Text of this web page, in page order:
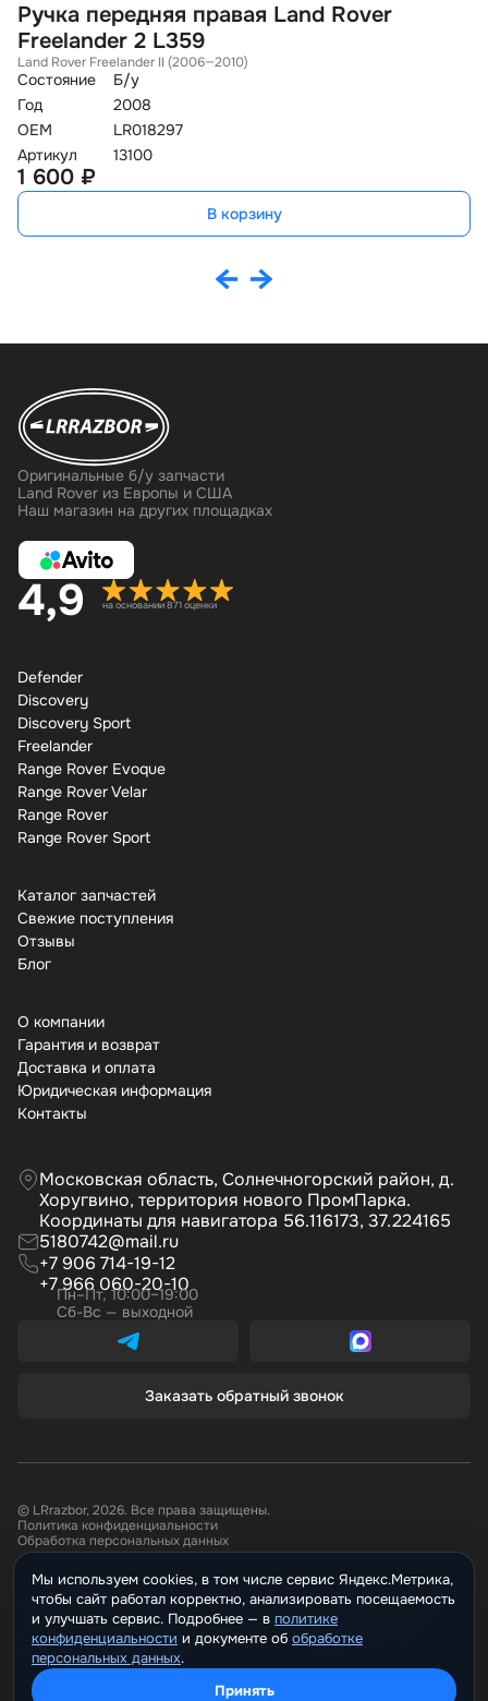
Ручка передняя правая Land Rover
Freelander 2 L359
Land Rover Freelander II (2006—2010)
Состояние
Б/у
Год
2008
OEM
LR018297
Артикул
13100
1 600 ₽
В корзину
Оригинальные б/у запчасти
Land Rover из Европы и США
Наш магазин на других площадках
4,9 на основании 871 оценки
Defender
Discovery
Discovery Sport
Freelander
Range Rover Evoque
Range Rover Velar
Range Rover
Range Rover Sport
Каталог запчастей
Свежие поступления
Отзывы
Бло
О компании
Гарантия и возврат
Доставка и оплата
Юридическая информация
Контакты
Московская область, Солнечногорский район, д.
Хоругвино, территория нового ПромПарка.
Координаты для навигатора 56.116173, 37.224165
5180742@mail.ru
+7 906 714-19-12
+7 966 060-20-10
Пн–Пт, 10:00–19:00
Сб-Вс — выходной
Заказать обратный звонок
© LRrazbor, 2026. Все права защищены.
Политика конфиденциальности
Обработка персональных данных
Информация, размещённая на сайте не является публичной офертой.
Все материалы данного сайта являются объектами авторского права.
Запрещается копирование, распространение (в том числе путем
копирования на другие сайты и ресурсы в Интернете) или любое иное
использование информации и объектов без предварительного
согласия правообладателя.
Мы используем cookies, в том числе сервис Яндекс.Метрика,
чтобы сайт работал корректно, анализировать посещаемость
и улучшать сервис. Подробнее — политике
конфиденциальности и документе о обработке
персональных данных.
Принять